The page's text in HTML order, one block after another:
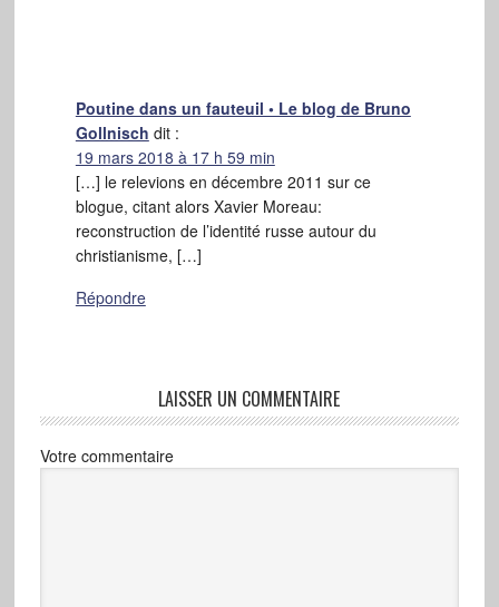
Poutine dans un fauteuil • Le blog de Bruno
Gollnisch dit :
19 mars 2018 à 17 h 59 min
[…] le relevions en décembre 2011 sur ce
blogue, citant alors Xavier Moreau:
reconstruction de l’identité russe autour du
christianisme, […]
Répondre
LAISSER UN COMMENTAIRE
Votre commentaire